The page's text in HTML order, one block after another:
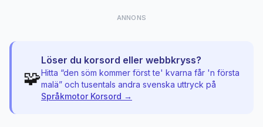
ANNONS
🧩
Löser du korsord eller webbkryss?
Hitta “den söm kommer först te' kvarna får 'n första
malä” och tusentals andra svenska uttryck på
Språkmotor Korsord →